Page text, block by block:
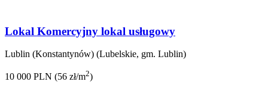
Lokal Komercyjny lokal usługowy
Lublin (Konstantynów) (Lubelskie, gm. Lublin)
10 000 PLN (56 zł/m2)